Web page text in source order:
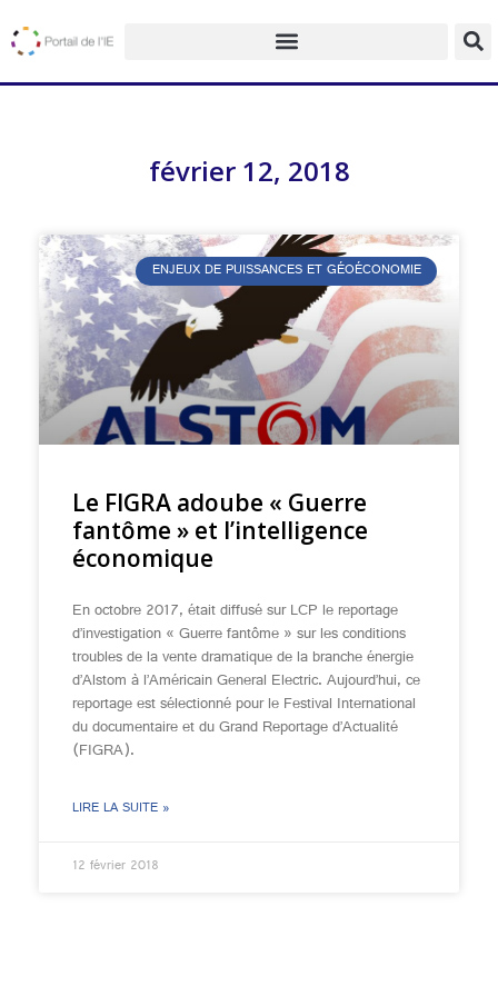
février 12, 2018
ENJEUX DE PUISSANCES ET GÉOÉCONOMIE
Le FIGRA adoube « Guerre
fantôme » et l’intelligence
économique
En octobre 2017, était diffusé sur LCP le reportage
d’investigation « Guerre fantôme » sur les conditions
troubles de la vente dramatique de la branche énergie
d’Alstom à l’Américain General Electric. Aujourd’hui, ce
reportage est sélectionné pour le Festival International
du documentaire et du Grand Reportage d’Actualité
(FIGRA).
LIRE LA SUITE »
12 février 2018